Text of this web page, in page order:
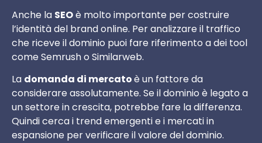
Anche la SEOè molto importante per costruire
l’identità del brand online. Per analizzare il traffico
che riceve il dominio puoi fare riferimento a dei tool
come Semrush o Similarweb.
La domanda di mercatoè un fattore da
considerare assolutamente. Se il dominio è legato a
un settore in crescita, potrebbe fare la differenza.
Quindi cerca i trend emergenti e i mercati in
espansione per verificare il valore del dominio.